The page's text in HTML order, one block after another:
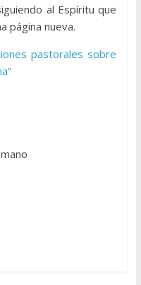
al Espíritu que
página nueva.
pastorales sobre